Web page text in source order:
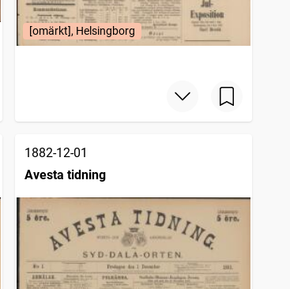
[omärkt], Helsingborg
1882-12-01
Avesta tidning